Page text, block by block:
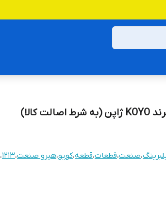
،صنعت،قطعات،قطعه،کویو،هیرو صنعت،1213،